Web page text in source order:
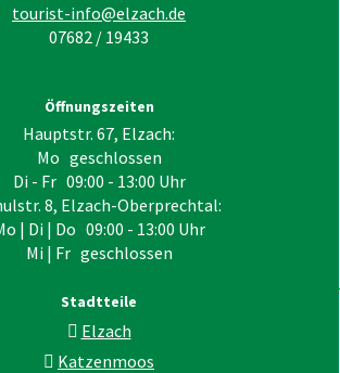
tourist-info@elzach.de
07682 / 19433
Öffnungszeiten
Hauptstr. 67, Elzach:
Mo geschlossen
Di - Fr 09:00 - 13:00 Uhr
8, Elzach-Oberprechtal:
| Di | Do 09:00 - 13:00 Uhr
Mi | Fr geschlossen
Stadtteile
Elzach
Katzenmoos